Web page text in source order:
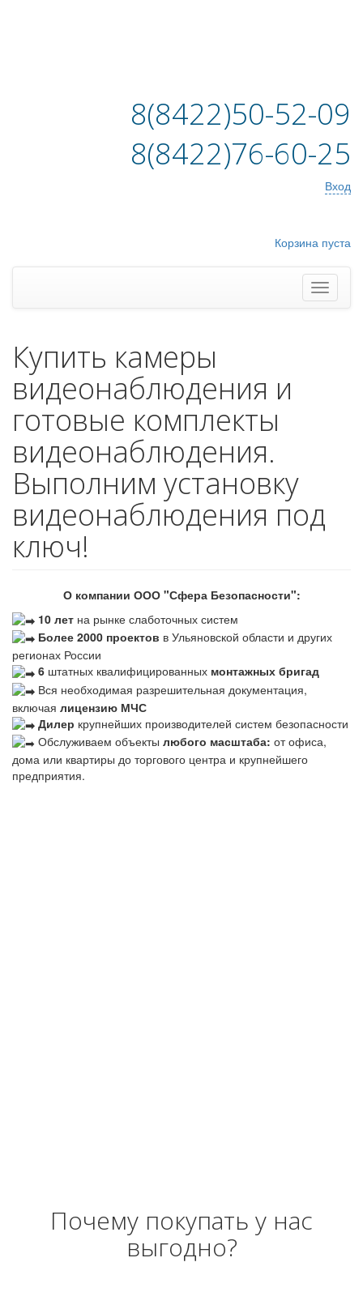
8(8422)50-52-09
8(8422)76-60-25
Вход
Корзина пуста
Купить камеры
видеонаблюдения и
готовые комплекты
видеонаблюдения.
Выполним установку
видеонаблюдения под
ключ!
О компании ООО "Сфера Безопасности":
10 лет на рынке слаботочных систем
Более 2000 проектов в Ульяновской области и других
регионах России
6 штатных квалифицированных монтажных бригад
Вся необходимая разрешительная документация,
включая лицензию МЧС
Дилер крупнейших производителей систем безопасности
Обслуживаем объекты любого масштаба: от офиса,
дома или квартиры до торгового центра и крупнейшего
предприятия.
Почему покупать у нас
выгодно?